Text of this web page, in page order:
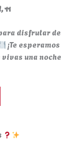
11
disfrutar de
¡Te esperamos
una noche